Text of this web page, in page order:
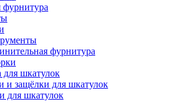
фурнитура
шкатулок
и защёлки для шкатулок
для шкатулок